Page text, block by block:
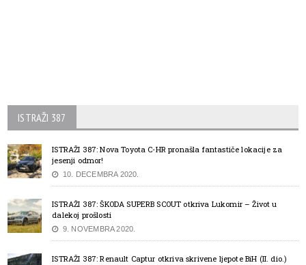
ISTRAŽI 387
ISTRAŽI 387: Nova Toyota C-HR pronašla fantastiče lokacije za
jesenji odmor!
10. DECEMBRA 2020.
ISTRAŽI 387: ŠKODA SUPERB SCOUT otkriva Lukomir – Život u
dalekoj prošlosti
9. NOVEMBRA 2020.
ISTRAŽI 387: Renault Captur otkriva skrivene ljepote BiH (II. dio.)